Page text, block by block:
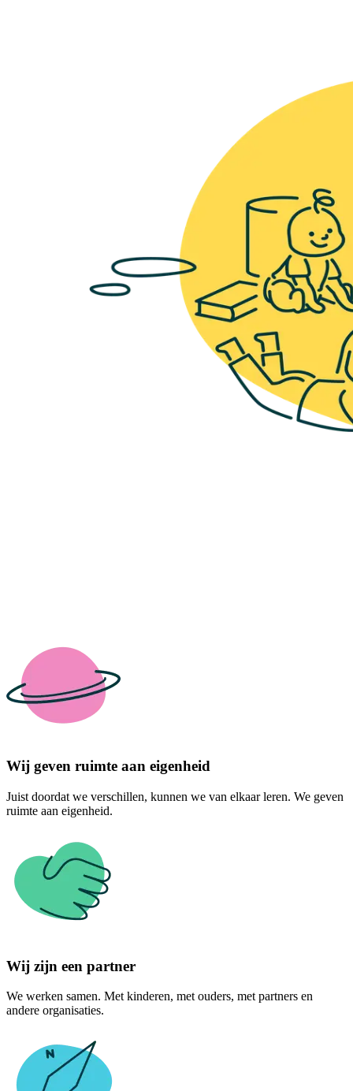
Wij geven ruimte aan eigenheid
Juist doordat we verschillen, kunnen we van elkaar leren. We geven
ruimte aan eigenheid.
Wij zijn een partner
We werken samen. Met kinderen, met ouders, met partners en
andere organisaties.